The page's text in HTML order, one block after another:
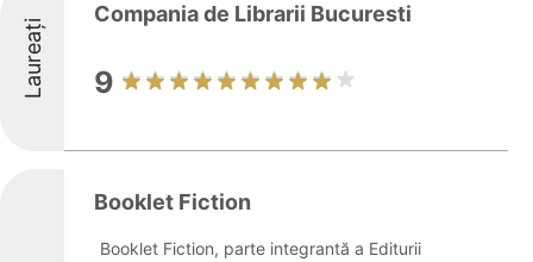
Laureați
Compania de Librarii Bucuresti
9
Booklet Fiction
Booklet Fiction, parte integrantă a Editurii